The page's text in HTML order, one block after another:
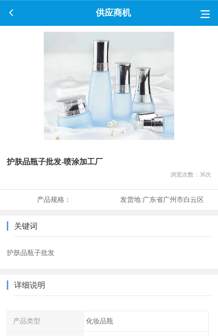
供应商机
护肤品瓶子批发-喷涂加工厂
浏览次数： 36次
产品规格： 发货地:广东省广州市白云区
关键词
护肤品瓶子批发
详细说明
产品类型 化妆品瓶